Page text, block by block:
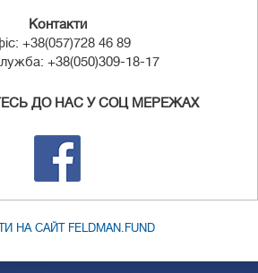
Контакти
+38(057)728 46 89
+38(050)309-18-17
ДО НАС У СОЦ МЕРЕЖАХ
НА САЙТ FELDMAN.FUND